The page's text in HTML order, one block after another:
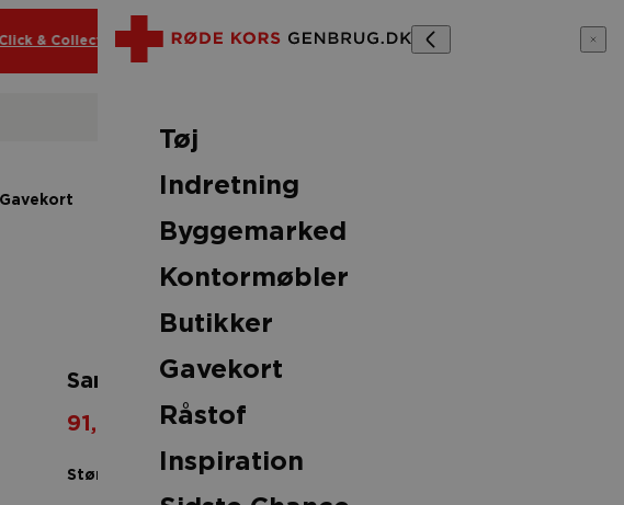
& Collect
Gavekort Sidste Chance
Tøj
Indretning
Byggemarked
Kontormøbler
Butikker
Gavekort
Råstof
Inspiration
Samsøe & Samsøe Bluse
91,00 kr
Størrelse